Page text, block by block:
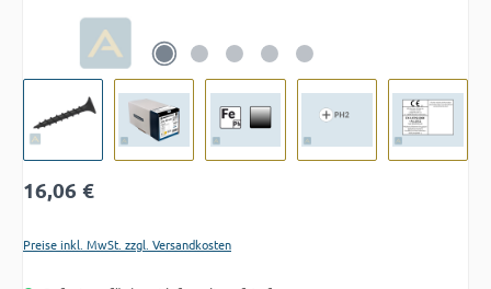
Regulärer Preis:
16,06 €
Preise inkl. MwSt. zzgl. Versandkosten